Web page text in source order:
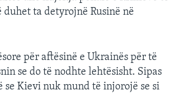
ta detyrojnë Rusinë në
për aftësinë e Ukrainës për të
se do të nodhte lehtësisht. Sipas
Kievi nuk mund të injorojë se si